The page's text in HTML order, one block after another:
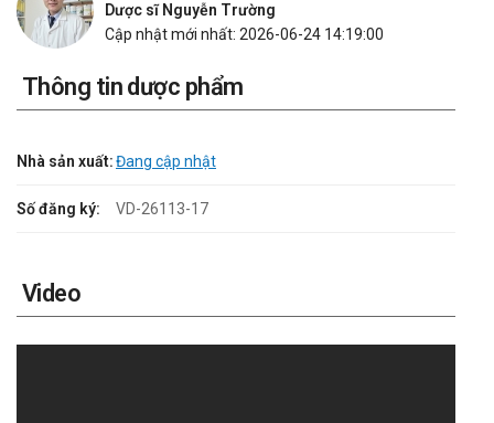
Dược sĩ Nguyễn Trường
Cập nhật mới nhất: 2026-06-24 14:19:00
Thông tin dược phẩm
Nhà sản xuất:Đang cập nhật
Số đăng ký: VD-26113-17
Video